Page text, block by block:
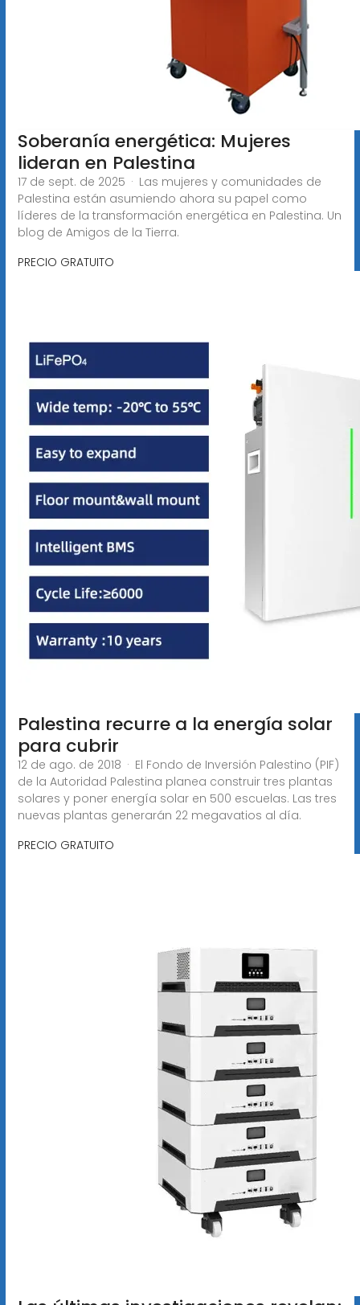
Soberanía energética: Mujeres
lideran en Palestina
17 de sept. de 2025 · Las mujeres y comunidades de
Palestina están asumiendo ahora su papel como
líderes de la transformación energética en Palestina. Un
blog de Amigos de la Tierra.
PRECIO GRATUITO
Palestina recurre a la energía solar
para cubrir
12 de ago. de 2018 · El Fondo de Inversión Palestino (PIF)
de la Autoridad Palestina planea construir tres plantas
solares y poner energía solar en 500 escuelas. Las tres
nuevas plantas generarán 22 megavatios al día.
PRECIO GRATUITO